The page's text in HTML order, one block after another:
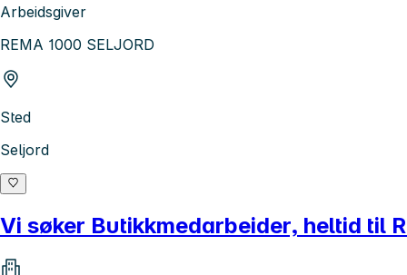
Arbeidsgiver
REMA 1000 SELJORD
Sted
Seljord
Vi søker Butikkmedarbeider, heltid til